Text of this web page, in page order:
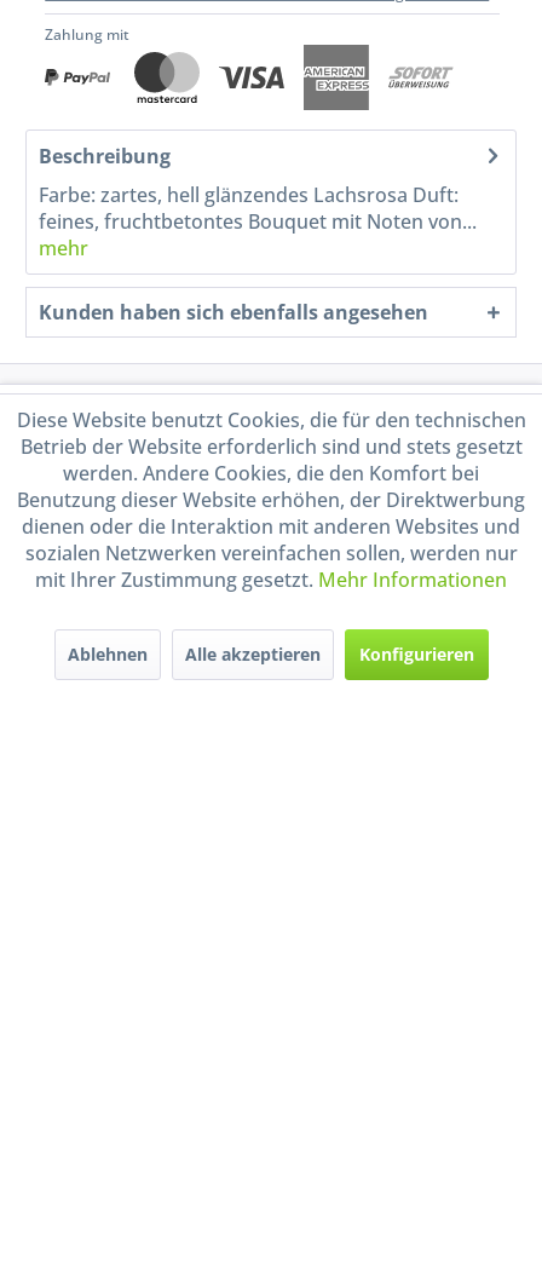
Zahlung mit
Beschreibung
Farbe: zartes, hell glänzendes Lachsrosa Duft:
feines, fruchtbetontes Bouquet mit Noten von...
mehr
Kunden haben sich ebenfalls angesehen
Service Hotline
Shop Service
Informationen
Handel mit BIO-Weinen
durch DE-ÖKO-009
Diese Website benutzt Cookies, die für den technischen
Betrieb der Website erforderlich sind und stets gesetzt
werden. Andere Cookies, die den Komfort bei
Benutzung dieser Website erhöhen, der Direktwerbung
dienen oder die Interaktion mit anderen Websites und
sozialen Netzwerken vereinfachen sollen, werden nur
mit Ihrer Zustimmung gesetzt. Mehr Informationen
Ablehnen Alle akzeptieren Konfigurieren